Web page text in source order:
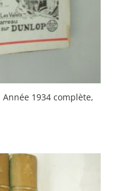
Année 1934 complète,